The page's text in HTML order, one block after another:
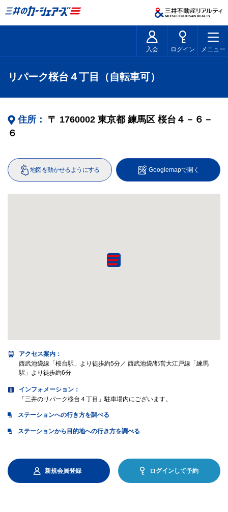
入会 ログイン メニュー
リパーク桜台４丁目（自転車可）
住所： 〒 1760002 東京都 練馬区 桜台４－６－
６
地図を動かせるようにする Googlemapで開く
アクセス案内 ：
西武池袋線「桜台駅」より徒歩約5分／ 西武池袋/都営大江戸線「練馬
駅」より徒歩約6分
インフォメーション：
「三井のリパーク桜台４丁目」駐車場内にございます。
ステーションへの行き方を調べる
ステーションから目的地への行き方を調べる
新規会員登録 ログインして予約